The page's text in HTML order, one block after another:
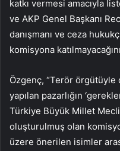
katkı vermesi amacıyla
ve AKP Genel Başkanı
danışmanı ve ceza
komisyona
Özgenç, “Terör örgütüyle
yapılan pazarlığın
Türkiye Büyük Millet
oluşturulmuş olan
üzere önerilen isimler